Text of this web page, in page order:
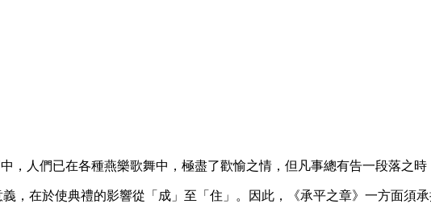
，人們已在各種燕樂歌舞中，極盡了歡愉之情，但凡事總有告一段落之時
，在於使典禮的影響從「成」至「住」。因此，《承平之章》一方面須